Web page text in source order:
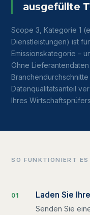
ausgefüllte
Scope 3, Kategorie 1
Dienstleistungen) ist
Emissionskategorie –
Ohne
Datenqualitätsanteil
Ihres
SO FUNKTIONIERT ES
01 Laden Sie
Senden Sie